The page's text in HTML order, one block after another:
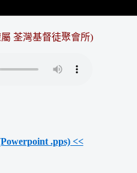
荃灣基督徒聚會所)
.pps) <<